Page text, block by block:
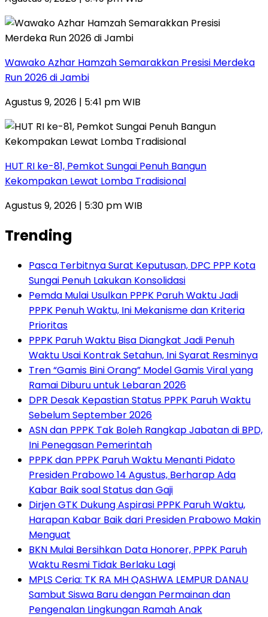
Wawako Azhar Hamzah Semarakkan Presisi Merdeka
Run 2026 di Jambi
Agustus 9, 2026 | 5:41 pm WIB
HUT RI ke-81, Pemkot Sungai Penuh Bangun
Kekompakan Lewat Lomba Tradisional
Agustus 9, 2026 | 5:30 pm WIB
Trending
Pasca Terbitnya Surat Keputusan, DPC PPP Kota
Sungai Penuh Lakukan Konsolidasi
Pemda Mulai Usulkan PPPK Paruh Waktu Jadi
PPPK Penuh Waktu, Ini Mekanisme dan Kriteria
Prioritas
PPPK Paruh Waktu Bisa Diangkat Jadi Penuh
Waktu Usai Kontrak Setahun, Ini Syarat Resminya
Tren “Gamis Bini Orang” Model Gamis Viral yang
Ramai Diburu untuk Lebaran 2026
DPR Desak Kepastian Status PPPK Paruh Waktu
Sebelum September 2026
ASN dan PPPK Tak Boleh Rangkap Jabatan di BPD,
Ini Penegasan Pemerintah
PPPK dan PPPK Paruh Waktu Menanti Pidato
Presiden Prabowo 14 Agustus, Berharap Ada
Kabar Baik soal Status dan Gaji
Dirjen GTK Dukung Aspirasi PPPK Paruh Waktu,
Harapan Kabar Baik dari Presiden Prabowo Makin
Menguat
BKN Mulai Bersihkan Data Honorer, PPPK Paruh
Waktu Resmi Tidak Berlaku Lagi
MPLS Ceria: TK RA MH QASHWA LEMPUR DANAU
Sambut Siswa Baru dengan Permainan dan
Pengenalan Lingkungan Ramah Anak